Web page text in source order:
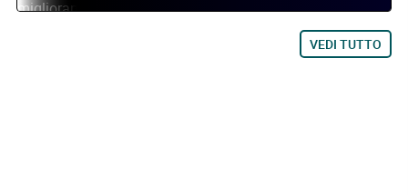
VEDI TUTTO